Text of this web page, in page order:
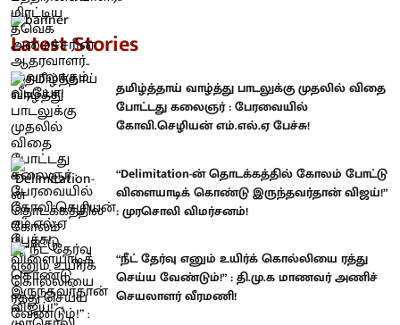
Latest Stories
தமிழ்த்தாய் வாழ்த்து பாடலுக்கு முதலில் விதை
போட்டது கலைஞர் : பேரவையில்
கோவி.செழியன் எம்.எல்.ஏ பேச்சு!
“Delimitation-ன் தொடக்கத்தில் கோலம் போட்டு
விளையாடிக் கொண்டு இருந்தவர்தான் விஜய்!”
: முரசொலி விமர்சனம்!
“நீட் தேர்வு எனும் உயிர்க் கொல்லியை ரத்து
செய்ய வேண்டும்!” : தி.மு.க மாணவர் அணிச்
செயலாளர் வீரமணி!